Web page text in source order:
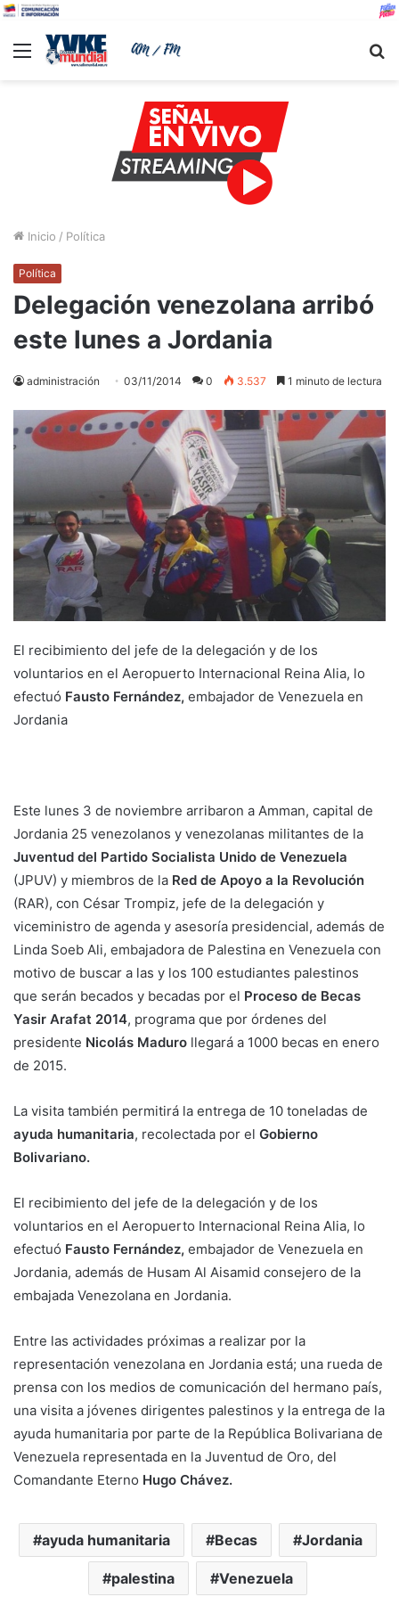
Menu
Inicio / Política
Política
Delegación venezolana arribó
este lunes a Jordania
administración 03/11/2014 0 3.537 1 minuto de lectura
El recibimiento del jefe de la delegación y de los
voluntarios en el Aeropuerto Internacional Reina Alia, lo
efectuó Fausto Fernández, embajador de Venezuela en
Jordania
Este lunes 3 de noviembre arribaron a Amman, capital de
Jordania 25 venezolanos y venezolanas militantes de la
Juventud del Partido Socialista Unido de Venezuela
(JPUV) y miembros de la Red de Apoyo a la Revolución
(RAR), con César Trompiz, jefe de la delegación y
viceministro de agenda y asesoría presidencial, además de
Linda Soeb Ali, embajadora de Palestina en Venezuela con
motivo de buscar a las y los 100 estudiantes palestinos
que serán becados y becadas por el Proceso de Becas
Yasir Arafat 2014, programa que por órdenes del
presidente Nicolás Maduro llegará a 1000 becas en enero
de 2015.
La visita también permitirá la entrega de 10 toneladas de
ayuda humanitaria, recolectada por el Gobierno
Bolivariano.
El recibimiento del jefe de la delegación y de los
voluntarios en el Aeropuerto Internacional Reina Alia, lo
efectuó Fausto Fernández, embajador de Venezuela en
Jordania, además de Husam Al Aisamid consejero de la
embajada Venezolana en Jordania.
Entre las actividades próximas a realizar por la
representación venezolana en Jordania está; una rueda de
prensa con los medios de comunicación del hermano país,
una visita a jóvenes dirigentes palestinos y la entrega de la
ayuda humanitaria por parte de la República Bolivariana de
Venezuela representada en la Juventud de Oro, del
Comandante Eterno Hugo Chávez.
ayuda humanitaria Becas Jordania
palestina Venezuela